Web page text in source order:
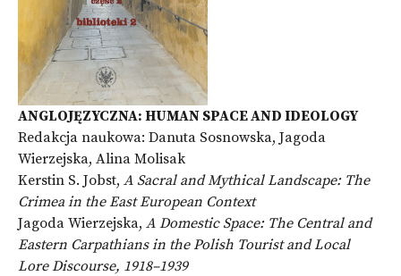
ANGLOJĘZYCZNA: HUMAN SPACE AND IDEOLOGY
Redakcja naukowa: Danuta Sosnowska, Jagoda
Wierzejska, Alina Molisak
Kerstin S. Jobst, A Sacral and Mythical Landscape: The
Crimea in the East European Context
Jagoda Wierzejska, A Domestic Space: The Central and
Eastern Carpathians in the Polish Tourist and Local
Lore Discourse, 1918–1939